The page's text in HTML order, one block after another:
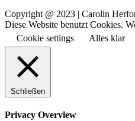
Copyright @ 2023 | Carolin
Diese Website benutzt Cookies.
Cookie settings
Alles klar
Schließen
Privacy Overview